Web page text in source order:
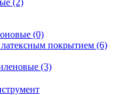
(0)
покрытием (6)
(3)